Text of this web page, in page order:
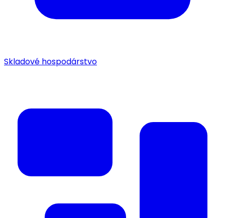
Skladové hospodárstvo